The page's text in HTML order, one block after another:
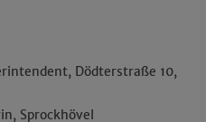
Dödterstraße 10,
Sprockhövel